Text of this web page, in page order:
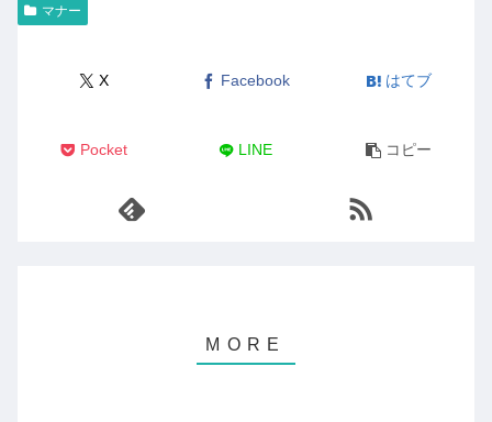
マナー
X Facebook はてブ
Pocket LINE コピー